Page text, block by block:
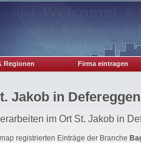
Regionen Firma eintragen
Jakob in Defereggen
im Ort St. Jakob in
registrierten Einträge der Branche